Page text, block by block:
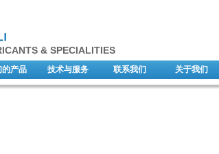
& SPECIALITIES
的产品 技术与服务 联系我们 关于我们